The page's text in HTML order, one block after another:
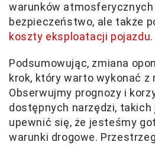
warunków
bezpieczeństwo, ale także
koszty eksploatacji pojazdu.
Podsumowując, zmiana
krok, który warto wykonać z
Obserwujmy prognozy i
dostępnych narzędzi,
upewnić się, że jesteśmy
warunki drogowe.